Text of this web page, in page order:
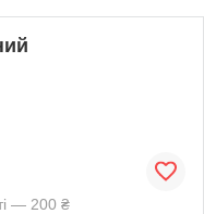
— 200 ₴